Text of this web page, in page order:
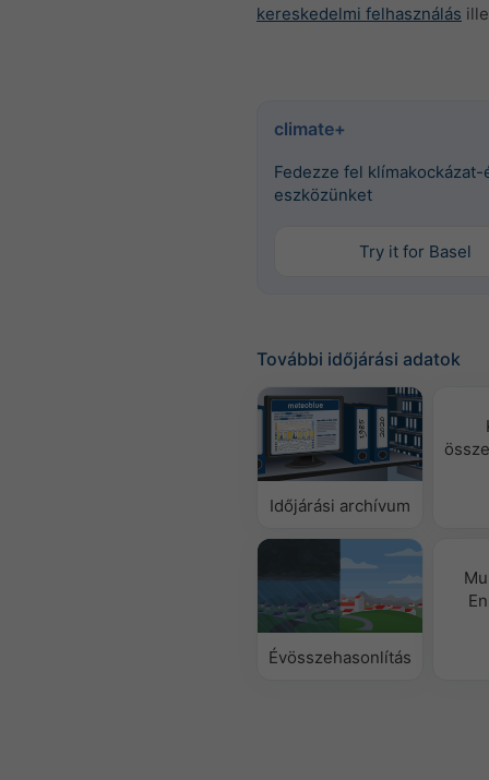
kereskedelmi felhasználás
climate+
Fedezze fel
eszközünket
Try it for Basel
További időjárási adatok
Időjárási archívum
Évösszehasonlítás